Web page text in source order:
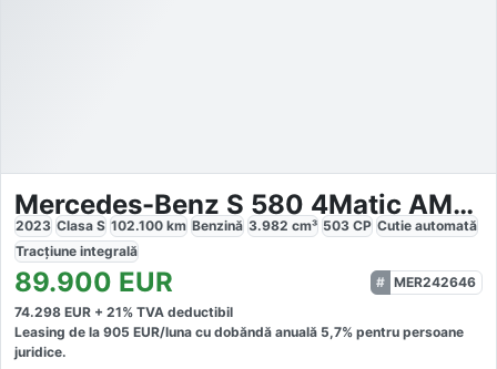
Mercedes-Benz S 580 4Matic AMG Line Long
2023 Clasa S 102.100 km Benzină 3.982 cm³ 503 CP Cutie automată
Tracțiune integrală
89.900 EUR
MER242646
74.298 EUR + 21% TVA deductibil
Leasing de la 905 EUR/luna cu dobăndă anuală 5,7% pentru persoane
juridice.